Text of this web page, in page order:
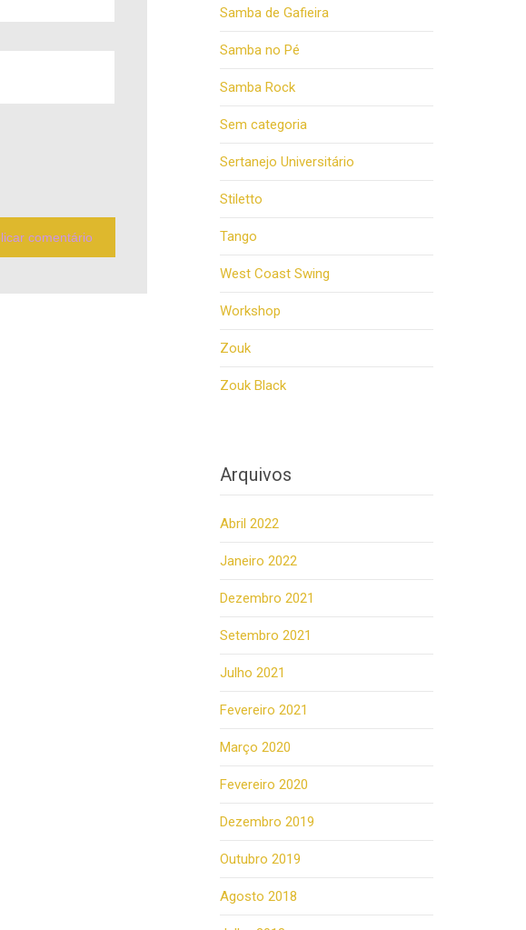
Samba de Gafieira
Samba no Pé
Samba Rock
Sem categoria
Sertanejo Universitário
Stiletto
Tango
West Coast Swing
Workshop
Zouk
Zouk Black
Arquivos
Abril 2022
Janeiro 2022
Dezembro 2021
Setembro 2021
Julho 2021
Fevereiro 2021
Março 2020
Fevereiro 2020
Dezembro 2019
Outubro 2019
Agosto 2018